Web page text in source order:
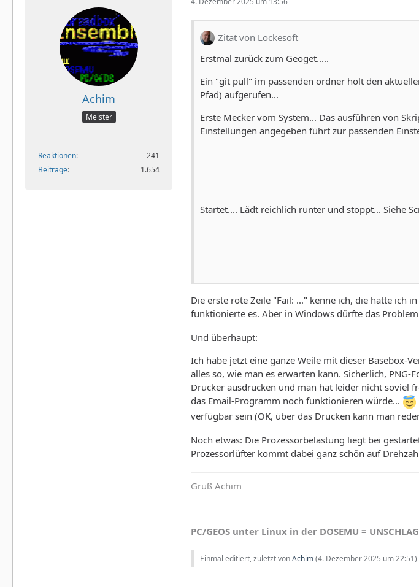
Achim
Meister
Reaktionen
241
Beiträge
1.654
Zitat von Lockesoft
Erstmal zurück zum Geoget.....
Ein "git pull" im passenden ordner holt den
Pfad) aufgerufen...
Erste Mecker vom System... Das ausführen von
Einstellungen angegeben führt zur passenden
Startet.... Lädt reichlich runter und stoppt... Siehe
Die erste rote Zeile "Fail: ..." kenne ich, die hatte ich
funktionierte es. Aber in Windows dürfte das
Und überhaupt:
Ich habe jetzt eine ganze Weile mit dieser Basebox-
alles so, wie man es erwarten kann. Sicherlich,
Drucker ausdrucken und man hat leider nicht soviel
das Email-Programm noch funktionieren würde...
verfügbar sein (OK, über das Drucken kann man
Noch etwas: Die Prozessorbelastung liegt bei
Prozessorlüfter kommt dabei ganz schön auf
Gruß Achim
PC/GEOS unter Linux in der DOSEMU =
Einmal editiert, zuletzt vonAchim(4. Dezember 2025 um 22:51)